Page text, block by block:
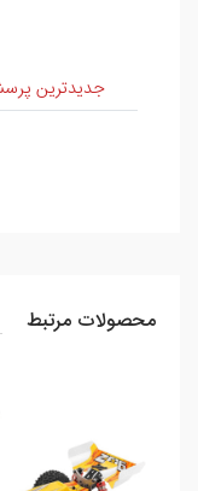
پرسش و پاسخ
جدیدترین
محصولات مرتبط